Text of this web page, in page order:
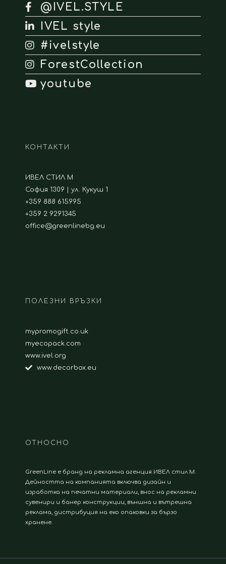
@IVEL.STYLE
IVEL style
#ivelstyle
ForestCollection
youtube
КОНТАКТИ
ИВЕЛ СТИЛ М
София 1309 | ул. Кукуш 1
+359 888 615995
+359 2 9291345
office@greenlinebg.eu
ПОЛЕЗНИ ВРЪЗКИ
mypromogift.co.uk
myecopack.com
www.ivel.org
www.decorbox.eu
ОТНОСНО
GreenLine е бранд на рекламна агенция ИВЕЛ стил М.
Дейността на компанията включва дизайн и
изработка на печатни материали, внос на рекламни
сувенири и банер конструкции, външна и вътрешна
реклама, дистрибуция на еко опаковки за бързо
хранене.